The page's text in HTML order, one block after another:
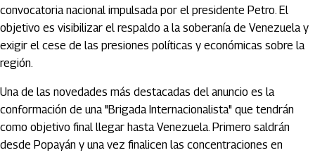
convocatoria nacional impulsada por el presidente Petro. El
objetivo es visibilizar el respaldo a la soberanía de Venezuela y
exigir el cese de las presiones políticas y económicas sobre la
región.
Una de las novedades más destacadas del anuncio es la
conformación de una "Brigada Internacionalista" que tendrán
como objetivo final llegar hasta Venezuela. Primero saldrán
desde Popayán y una vez finalicen las concentraciones en